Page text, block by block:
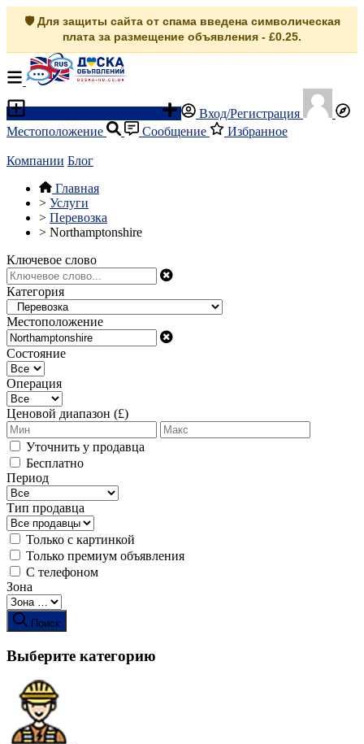
🛡️ Для защиты сайта от спама введена символическая
плата за размещение объявления - £0.25.
Вход/Регистрация
Местоположение
Сообщение Избранное
Компании Блог
Главная
> Услуги
> Перевозка
> Northamptonshire
Ключевое слово
Категория
Местоположение
Состояние
Операция
Ценовой диапазон (£)
Уточнить у продавца
Бесплатно
Период
Тип продавца
Только с картинкой
Только премиум объявления
С телефоном
Зона
Поиск
Выберите категорию